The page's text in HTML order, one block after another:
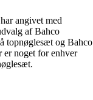
angivet med
af Bahco
topnøglesæt og Bahco
er noget for enhver